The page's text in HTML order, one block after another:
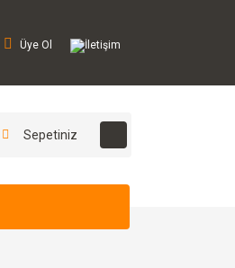
Üye Ol İletişim
Sepetiniz